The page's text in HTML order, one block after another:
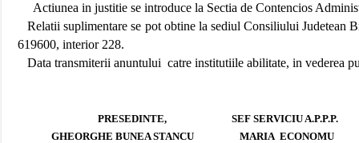
Actiunea in justitie se introducela Sectia de Contencios
Relatii suplimentare se pot obtine la sediul Consiliului Judetean
619600, interior 228.
Data transmiterii anuntului catre institutiile abilitate, in vederea
PRESEDINTE,
SEF SERVICIU A.P.P.P.
GHEORGHE BUNEA STANCU
MARIA ECONOMU